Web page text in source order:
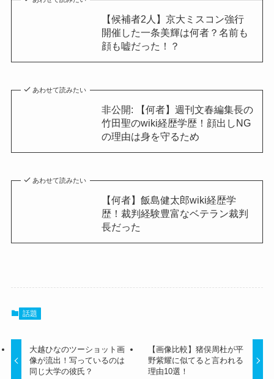
【候補者2人】京大ミスコン強行
開催した一条美輝は何者？名前も
顔も嘘だった！？
あわせて読みたい
非公開: 【何者】週刊文春編集長の
竹田聖のwiki経歴学歴！顔出しNG
の理由は身を守るため
あわせて読みたい
【何者】飯島健太郎wiki経歴学
歴！裁判経験豊富なベテラン裁判
長だった
話題
大越ひなのツーショット画
像が流出！写っているのは
同じ大学の彼氏？
【画像比較】猪俣周杜が平
野紫耀に似てると言われる
理由10選！